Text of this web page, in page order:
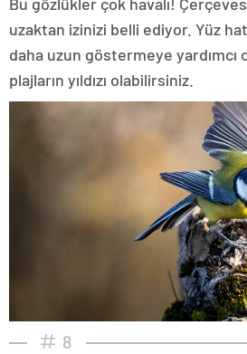
Bu gözlükler çok havalı!
uzaktan izinizi belli ediyor. Yüz
daha uzun göstermeye yardımcı
plajların yıldızı olabilirsiniz.
8